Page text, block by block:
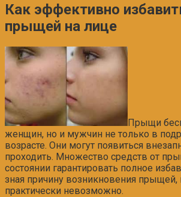
Как эффективно
прыщей на лице
Прыщи
женщин, но и мужчин не только в
возрасте. Они могут появиться
проходить. Множество средств от
состоянии гарантировать полное
зная причину возникновения прыщей,
практически невозможно.